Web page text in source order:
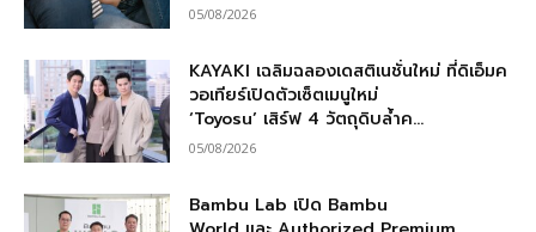
05/08/2026
KAYAKI เฉลิมฉลองเดสติเนชั่นใหม่ ที่ดิเอ็มค
วอเทียร์เปิดตัวเซ็ตเมนูใหม่
‘Toyosu’ เสิร์ฟ 4 วัตถุดิบล้ำค...
05/08/2026
Bambu Lab เปิด Bambu